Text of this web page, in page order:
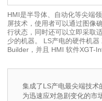
HMI是半导体、自动化等尖端
屏技术，使用者可以通过图像
行状态，同时还可以立即采取
少的机器。 LS产电的硬件机
Builder，并且 HMI 软件XGT-
集成了LS产电最尖端技
为迅速应对急剧变化的市